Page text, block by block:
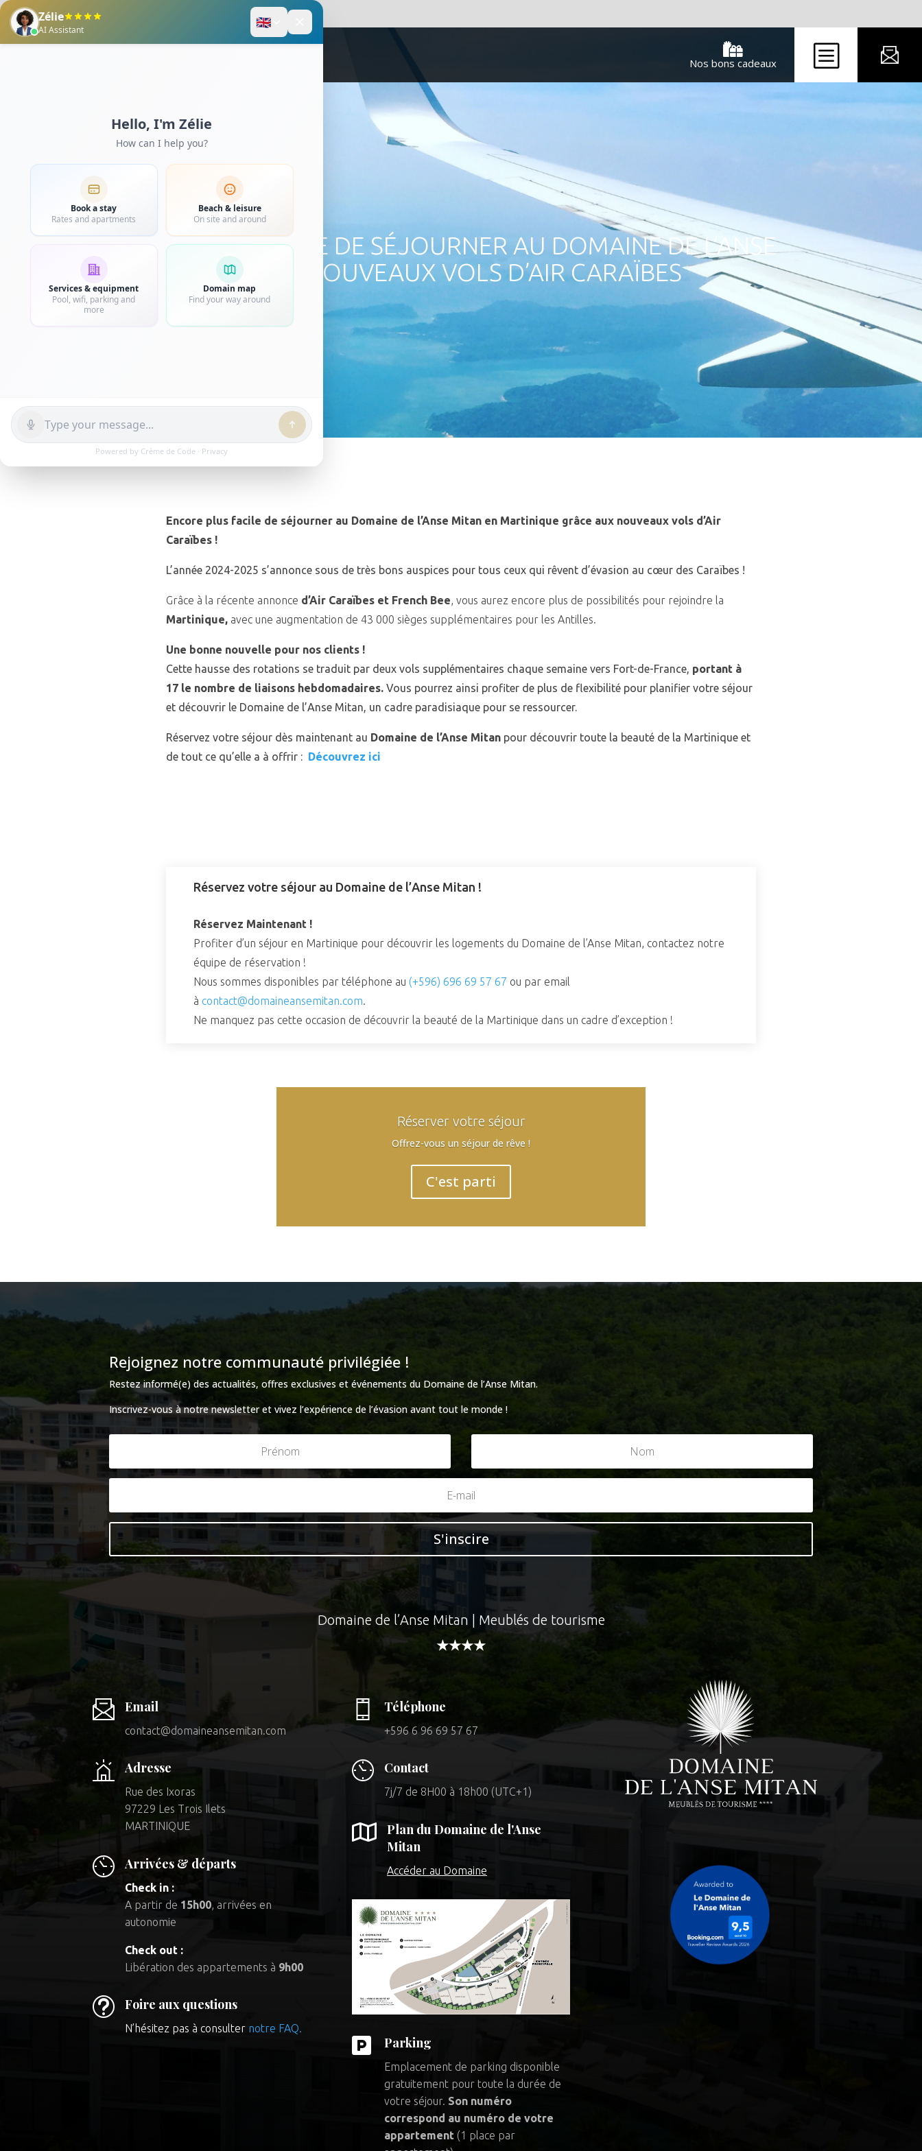
Enregistrez-vous

Nos bons cadeaux b
Actualité Martinique
★★★★
ENCORE PLUS FACILE DE SÉJOURNER AU DOMAINE DE L’ANSE
MITAN GRÂCE AUX NOUVEAUX VOLS D’AIR CARAÏBES
Encore plus facile de séjourner au Domaine de l’Anse Mitan en Martinique grâce aux nouveaux vols d’Air
Caraïbes !
L’année 2024-2025 s’annonce sous de très bons auspices pour tous ceux qui rêvent d’évasion au cœur des Caraïbes !
Grâce à la récente annonce d’Air Caraïbes et French Bee, vous aurez encore plus de possibilités pour rejoindre la
Martinique,avec une augmentation de 43 000 sièges supplémentaires pour les Antilles.
Une bonne nouvelle pour nos clients !
Cette hausse des rotations se traduit par deux vols supplémentaires chaque semaine vers Fort-de-France, portant à
17 le nombre de liaisons hebdomadaires.Vous pourrez ainsi profiter de plus de flexibilité pour planifier votre séjour
et découvrir le Domaine de l’Anse Mitan, un cadre paradisiaque pour se ressourcer.
Réservez votre séjour dès maintenant au Domaine de l’Anse Mitanpour découvrir toute la beauté de la Martinique et
de tout ce qu’elle a à offrir : Découvrez ici
Réservez votre séjour au Domaine de l’Anse Mitan !
Réservez Maintenant !
Profiter d’un séjour en Martinique pour découvrir les logements du Domaine de l’Anse Mitan, contactez notre
équipe de réservation !
Nous sommes disponibles par téléphone au (+596) 696 69 57 67 ou par email
à contact@domaineansemitan.com.
Ne manquez pas cette occasion de découvrir la beauté de la Martinique dans un cadre d’exception !
Réserver votre séjour
Offrez-vous un séjour de rêve !
C'est parti
Rejoignez notre communauté privilégiée !
Restez informé(e) des actualités, offres exclusives et événements du Domaine de l’Anse Mitan.
Inscrivez-vous à notre newsletter et vivez l’expérience de l’évasion avant tout le monde !
S'inscire
Domaine de l’Anse Mitan | Meublés de tourisme
★★★★
Email
contact@domaineansemitan.com
Adresse
Rue des Ixoras
97229 Les Trois Ilets
MARTINIQUE
Arrivées & départs
Check in :
A partir de 15h00, arrivées en
autonomie
Check out :
Libération des appartements à 9h00
t Foire aux questions
N’hésitez pas à consulter notre FAQ.
Téléphone
+596 6 96 69 57 67
Contact
7j/7 de 8H00 à 18h00 (UTC+1)

Plan du Domaine de l'Anse
Mitan
Accéder au Domaine
 Parking
Emplacement de parking disponible
gratuitement pour toute la durée de
votre séjour. Son numéro
correspond au numéro de votre
appartement(1 place par